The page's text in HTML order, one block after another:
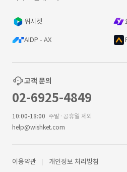
위시켓
AIDP - AX
고객 문의
02-6925-4849
10:00-18:00 주말·공휴일 제외
help@wishket.com
이용약관 개인정보 처리방침